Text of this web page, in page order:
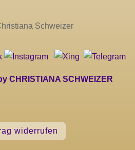
CHRISTIANA SCHWEIZER
widerrufen